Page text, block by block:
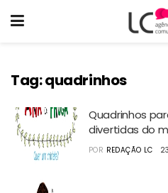
Tag:quadrinhos
Quadrinhos
divertidas do
POR REDAÇÃO LC